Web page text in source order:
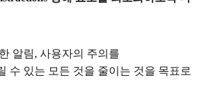
알림, 사용자의 주의를
수 있는 모든 것을 줄이는 것을 목표로